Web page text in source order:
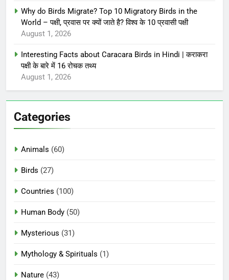
Why do Birds Migrate? Top 10 Migratory Birds in the
World – पक्षी, प्रवास पर क्यों जाते है? विश्व के 10 प्रवासी पक्षी
August 1, 2026
Interesting Facts about Caracara Birds in Hindi | कराकरा
पक्षी के बारे में 16 रोचक तथ्य
August 1, 2026
Categories
Animals (60)
Birds (27)
Countries (100)
Human Body (50)
Mysterious (31)
Mythology & Spirituals (1)
Nature (43)